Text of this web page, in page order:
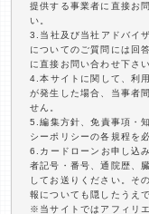
提供する事業者に直接お
い。
3.当社及び当社アドバイ
についてのご質問には回
に直接お問い合わせ下さい
4.本サイトに関して、利
が発生した場合、当事者
せん。
5.編集方針、免責事項・
シーポリシーの各規程を
6.カードローンお申し込
者記号・番号、通院歴、
してお送りください。そ
報についても隠したうえ
※当サイトではアフィリ